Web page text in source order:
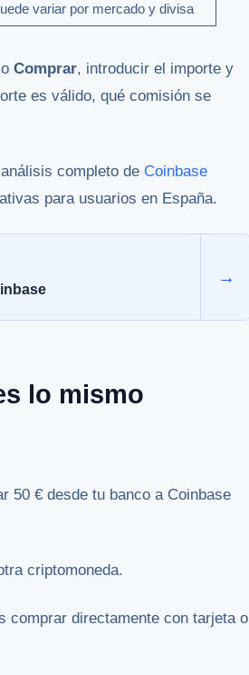
variar por mercado y divisa
o Comprar, introducir el importe y
es válido, qué comisión se
completo de Coinbase
para usuarios en España.
→
lo mismo
50 € desde tu banco a Coinbase
criptomoneda.
comprar directamente con tarjeta o